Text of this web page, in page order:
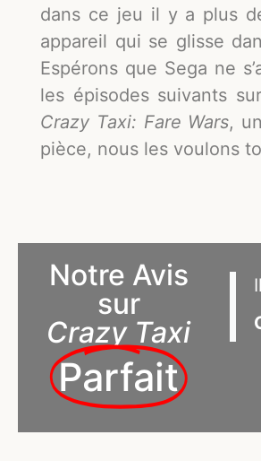
dans ce jeu il y a plus
appareil qui se glisse
Espérons que Sega ne
les épisodes suivants sur
Crazy Taxi: Fare Wars,
pièce, nous les voulons
Notre Avis
sur
Crazy Taxi
Parfait